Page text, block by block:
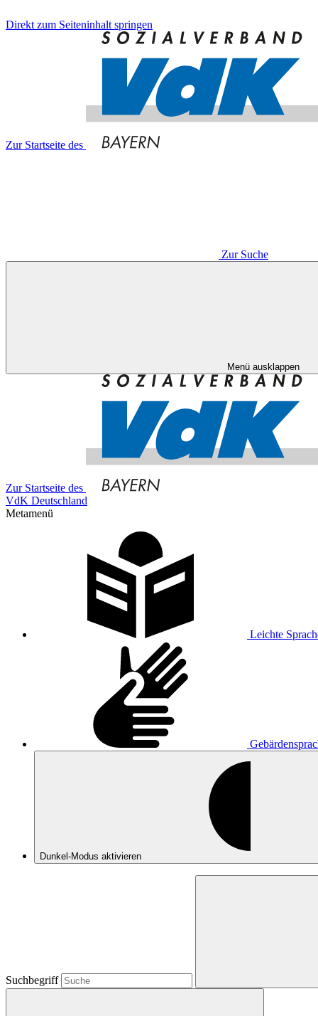
Direkt zum Seiteninhalt springen
Zur Startseite des
Zur Suche
Menü ausklappen
Zur Startseite des
VdK Deutschland
Metamenü
Leichte
Dunkel-Modus aktivieren
Suchbegriff